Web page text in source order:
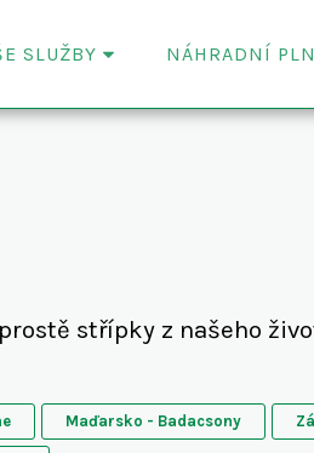
SLUŽBY NÁHRADNÍ
střípky z našeho
Maďarsko - Badacsony